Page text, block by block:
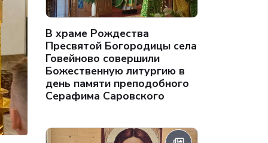
В храме Рождества
Пресвятой Богородицы села
Говейново совершили
Божественную литургию в
день памяти преподобного
Серафима Саровского